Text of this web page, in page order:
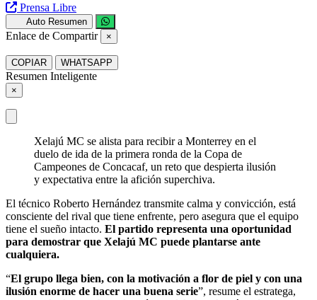
Prensa Libre
Auto Resumen
Enlace de Compartir ×
COPIAR WHATSAPP
Resumen Inteligente
×
Xelajú MC se alista para recibir a Monterrey en el
duelo de ida de la primera ronda de la Copa de
Campeones de Concacaf, un reto que despierta ilusión
y expectativa entre la afición superchiva.
El técnico Roberto Hernández transmite calma y convicción, está
consciente del rival que tiene enfrente, pero asegura que el equipo
tiene el sueño intacto. El partido representa una oportunidad
para demostrar que Xelajú MC puede plantarse ante
cualquiera.
“El grupo llega bien, con la motivación a flor de piel y con una
ilusión enorme de hacer una buena serie”, resume el estratega,